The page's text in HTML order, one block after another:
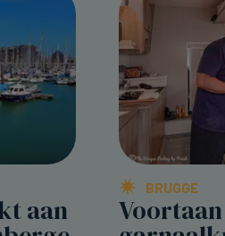
aan
BRUGGE